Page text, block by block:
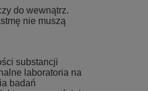
do wewnątrz.
nie muszą
substancji
laboratoria na
badań